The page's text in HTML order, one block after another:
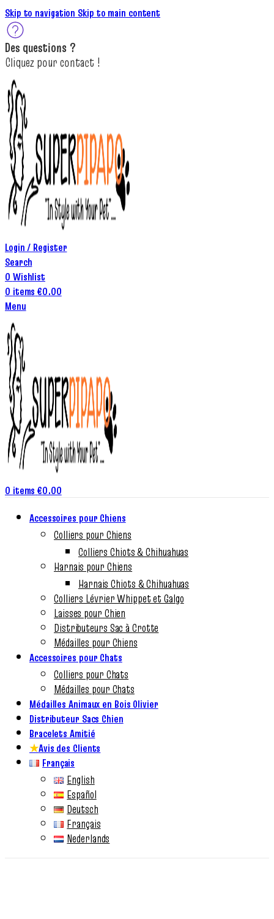
Skip to navigation Skip to main content
Des questions ?
Cliquez pourcontact !
Login / Register
Search
0 Wishlist
0 items €0.00
Menu
0 items €0.00
Accessoires pour Chiens
Colliers pour Chiens
Colliers Chiots & Chihuahuas
Harnais pour Chiens
Harnais Chiots & Chihuahuas
Colliers Lévrier Whippet et Galgo
Laisses pour Chien
Distributeurs Sac à Crotte
Médailles pour Chiens
Accessoires pour Chats
Colliers pour Chats
Médailles pour Chats
Médailles Animaux en Bois Olivier
Distributeur Sacs Chien
Bracelets Amitié
★Avis des Clients
Français
English
Español
Deutsch
Français
Nederlands